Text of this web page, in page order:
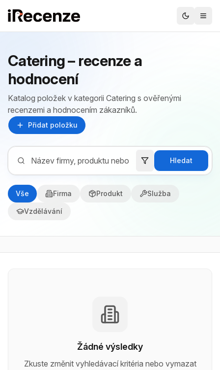
Catering – recenze a
hodnocení
Katalog položek v kategorii Catering s ověřenými
recenzemi a hodnocením zákazníků.
Přidat položku
Hledat
Vše Firma Produkt Služba
Vzdělávání
Žádné výsledky
Zkuste změnit vyhledávací kritéria nebo vymazat